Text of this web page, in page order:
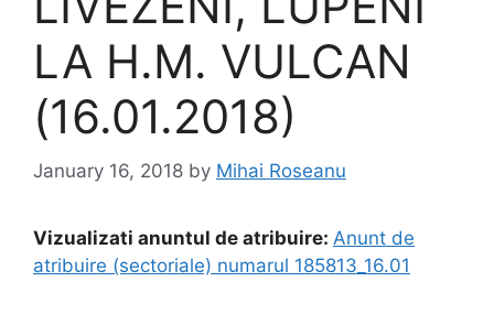
LA H.M. VULCAN
(16.01.2018)
January 16, 2018 by Mihai Roseanu
Vizualizati anuntul de atribuire: Anunt de
atribuire (sectoriale) numarul 185813_16.01